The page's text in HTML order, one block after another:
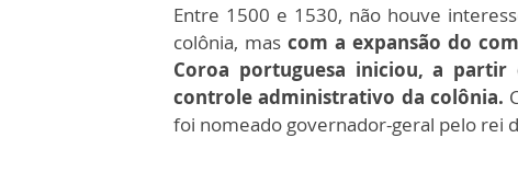
Entre 1500 e 1530, não houve
colônia, mas com a expansão do
Coroa portuguesa iniciou, a
controle administrativo da colônia.
foi nomeado governador-geral pelo rei